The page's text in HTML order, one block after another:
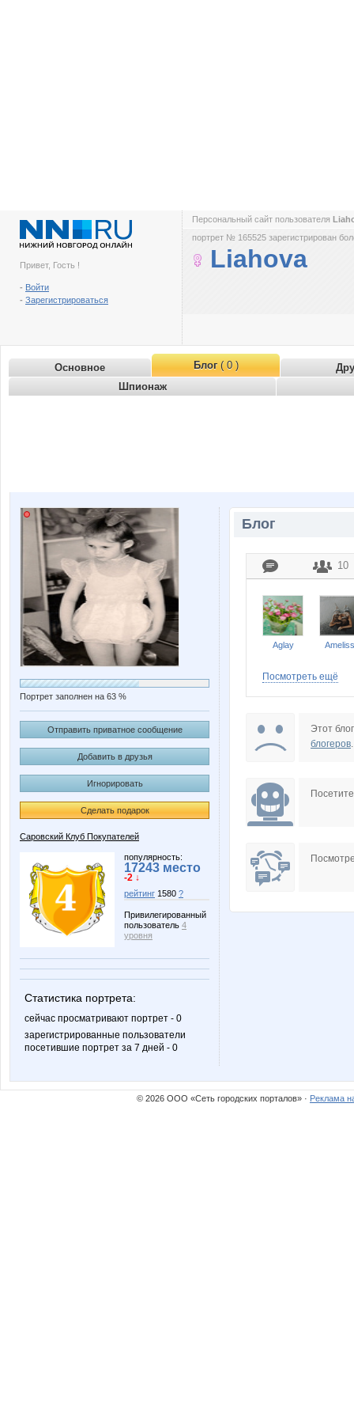
Привет, Гость !
- Войти
- Зарегистрироваться
Персональный сайт пользователя
портрет № 165525 зарегистрирован
Liahova
Основное Блог( 0 )
Шпионаж
Портрет заполнен на 63 %
Отправить приватное сообщение
Добавить в друзья
Игнорировать
Сделать подарок
Саровский Клуб Покупателей
популярность:
17243 место
-2 ↓
рейтинг 1580 ?
Привилегированный
пользователь 4
уровня
Статистика портрета:
сейчас просматривают портрет - 0
зарегистрированные пользователи
посетившие портрет за 7 дней - 0
Блог
10
Aglay Ameliss
Treant
mamba83
Посмотреть ещё
Этот
блогеров.
© 2026 ООО «Сеть городских порталов» · Реклама